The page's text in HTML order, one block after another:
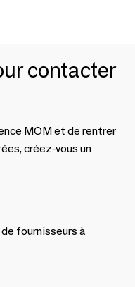
contacter
MOM et de rentrer
créez-vous un
fournisseurs à